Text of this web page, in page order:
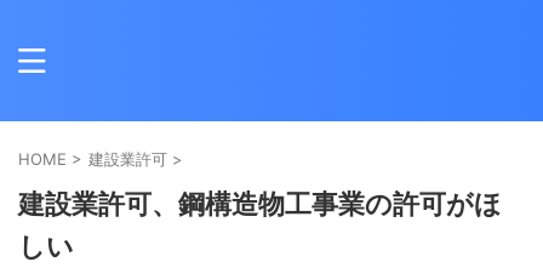
HOME > 建設業許可 >
建設業許可、鋼構造物工事業の許可がほ
しい